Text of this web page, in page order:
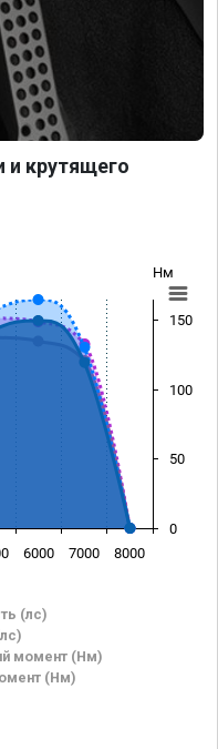
и крутящего
Нм
(лс)
момент (Нм)
(Нм)
6000 7000 8000
0
50
100
150